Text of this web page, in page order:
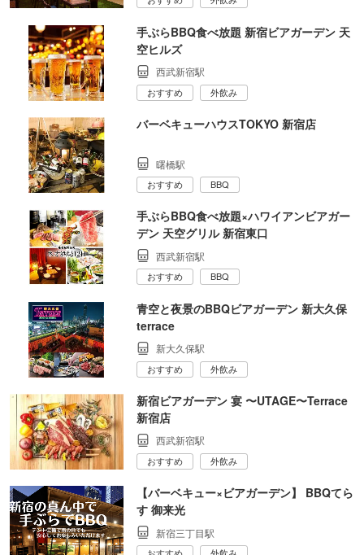
手ぶらBBQ食べ放題 新宿ビアガーデン 天
空ヒルズ
西武新宿駅
おすすめ 外飲み
バーベキューハウスTOKYO 新宿店
曙橋駅
おすすめ BBQ
手ぶらBBQ食べ放題×ハワイアンビアガー
デン 天空グリル 新宿東口
西武新宿駅
おすすめ BBQ
青空と夜景のBBQビアガーデン 新大久保
terrace
新大久保駅
おすすめ 外飲み
新宿ビアガーデン 宴 〜UTAGE〜Terrace
新宿店
西武新宿駅
おすすめ 外飲み
【バーベキュー×ビアガーデン】 BBQてら
す 御来光
新宿三丁目駅